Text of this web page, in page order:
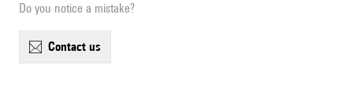
Do you notice a mistake?
contact us